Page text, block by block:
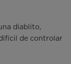
diablito,
de controlar